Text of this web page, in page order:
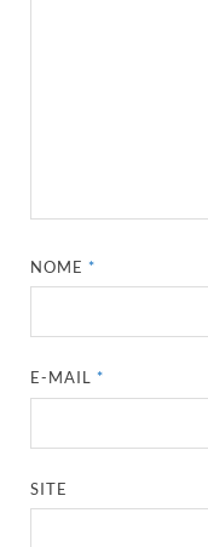
NOME*
E-MAIL*
SITE